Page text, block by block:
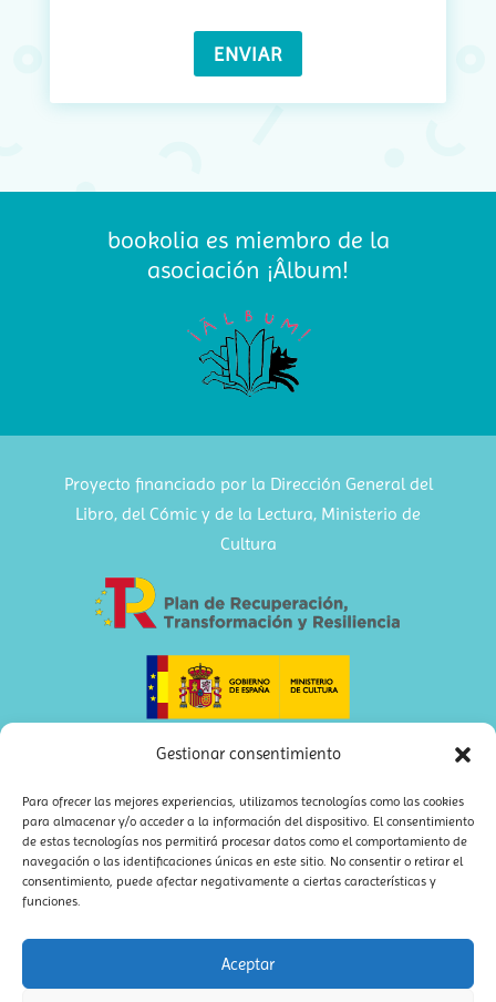
Gestionar consentimiento
Para ofrecer las mejores experiencias, utilizamos tecnologías como las cookies
para almacenar y/o acceder a la información del dispositivo. El consentimiento
de estas tecnologías nos permitirá procesar datos como el comportamiento de
navegación o las identificaciones únicas en este sitio. No consentir o retirar el
consentimiento, puede afectar negativamente a ciertas características y
funciones.
Aceptar
bookolia es miembro de la
asociación ¡Âlbum!
Proyecto financiado por la Dirección General del
Libro, del Cómic y de la Lectura, Ministerio de
Cultura